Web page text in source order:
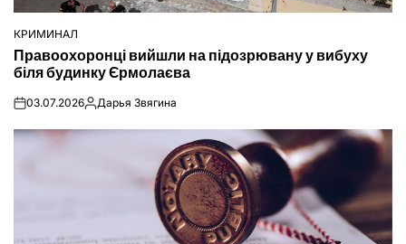
ОПУБЛІКУВАТИ
КРИМИНАЛ
Правоохоронці вийшли на підозрювану у вибуху
біля будинку Єрмолаєва
on03.07.2026Опубліковано
Дарья Звягина